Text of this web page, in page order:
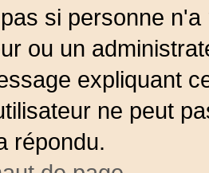
si personne
ou un
expliquant
ne peut
répondu.